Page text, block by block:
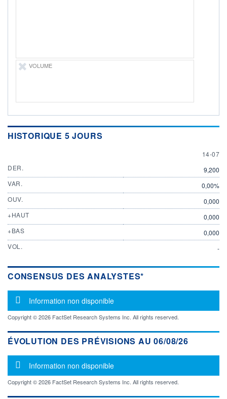
VOLUME
HISTORIQUE 5 JOURS
14 JULY
14-07
DER.
9,200
VAR.
0,00%
OUV.
0,000
+HAUT
0,000
+BAS
0,000
VOL.
-
CONSENSUS DES ANALYSTES*
Message d'information
Information non disponible
Copyright © 2026 FactSet Research Systems Inc. All rights reserved.
ÉVOLUTION DES PRÉVISIONS AU 06/08/26
Message d'information
Information non disponible
Copyright © 2026 FactSet Research Systems Inc. All rights reserved.